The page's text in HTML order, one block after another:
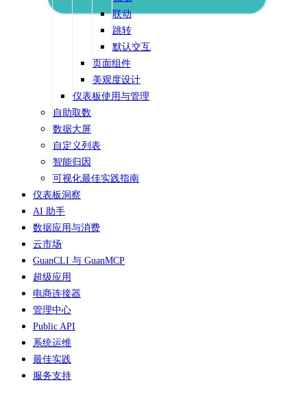
联动
跳转
默认交互
页面组件
美观度设计
仪表板使用与管理
自助取数
数据大屏
自定义列表
智能归因
可视化最佳实践指南
仪表板洞察
AI 助手
数据应用与消费
云市场
GuanCLI 与 GuanMCP
超级应用
电商连接器
管理中心
Public API
系统运维
最佳实践
服务支持